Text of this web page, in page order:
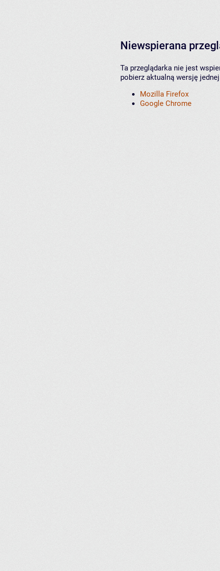
Niewspierana
Ta przeglądarka nie jest
pobierz aktualną wersję
Mozilla Firefox
Google Chrome